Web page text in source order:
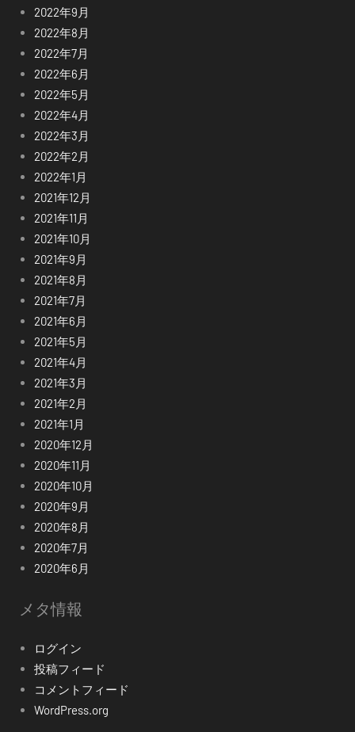
2022年9月
2022年8月
2022年7月
2022年6月
2022年5月
2022年4月
2022年3月
2022年2月
2022年1月
2021年12月
2021年11月
2021年10月
2021年9月
2021年8月
2021年7月
2021年6月
2021年5月
2021年4月
2021年3月
2021年2月
2021年1月
2020年12月
2020年11月
2020年10月
2020年9月
2020年8月
2020年7月
2020年6月
メタ情報
ログイン
投稿フィード
コメントフィード
WordPress.org